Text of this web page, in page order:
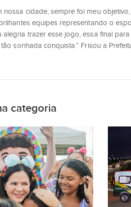
nossa cidade, sempre foi meu
equipes representando o
alegria trazer esse jogo, essa final
sonhada conquista.” Frisou a
categoria